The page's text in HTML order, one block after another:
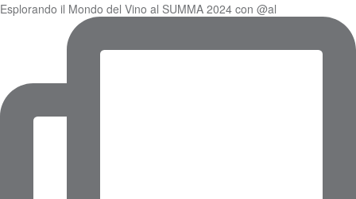
Esplorando il Mondo del Vino al SUMMA 2024 con @al